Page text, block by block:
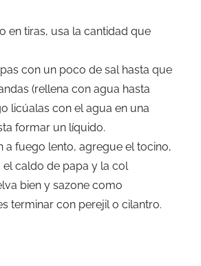
en tiras, usa la cantidad que
con un poco de sal hasta que
(rellena con agua hasta
licúalas con el agua en una
formar un líquido.
a fuego lento, agregue el tocino,
el caldo de papa y la col
bien y sazone como
terminar con perejil o cilantro.